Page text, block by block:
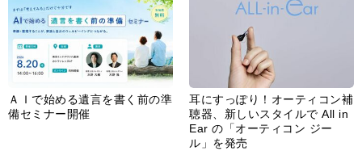
ＡＩで始める遺言を書く前の準
備セミナー開催
耳にすっぽり！オーティコン補
聴器、新しいスタイルで All in
Ear の「オーティコン ジー
ル」を発売